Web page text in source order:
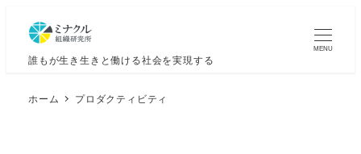
誰もが生き生きと働ける社会を実現する
MENU
ホーム プロダクティビティ